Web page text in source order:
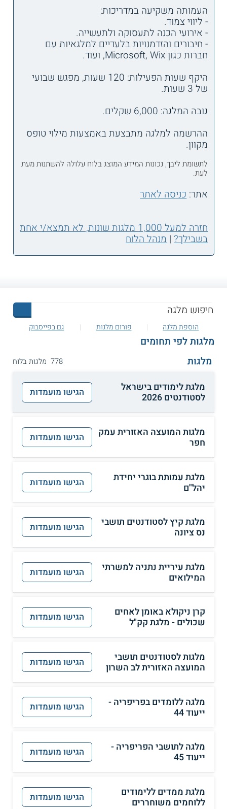
העמותה משקיעה במדריכות:
- ליווי צמוד.
- אירועי הכנה לתעסוקה ולתעשייה.
- חיבורים והזדמנויות בלעדיים למלגאיות עם
חברות כגון Microsoft, Wix, ועוד.
היקף שעות הפעילות: 120 שעות, מפגש שבועי
של 3 שעות.
גובה המלגה: 6,000 שקלים.
ההרשמה למלגה מתבצעת באמצעות מילוי טופס
מקוון.
לתשומת ליבך, נכונות המידע המוצג בלוח עלולה להשתנות מעת
לעת.
אתר:כניסה לאתר
חזרה למעל 1,000 מלגות שונות, לא תמצא/י אחת
בשבילך?|מנהל הלוח
הוספת מלגה פורום מלגות גם בפייסבוק
מלגות לפי תחומים
מלגות
778 מלגות בלוח
מלגת לימודים בישראל
לסטודנטים 2026
הגישו מועמדות
מלגות המועצה האזורית עמק
חפר
הגישו מועמדות
מלגת עמותת בוגרי יחידת
יהל"ם
הגישו מועמדות
מלגת קיץ לסטודנטים תושבי
נס ציונה
הגישו מועמדות
מלגת עיריית נתניה למשרתי
המילואים
הגישו מועמדות
קרן ניקולא באומן לאחים
שכולים - מלגת קק"ל
הגישו מועמדות
מלגות לסטודנטים תושבי
המועצה האזורית לב השרון
הגישו מועמדות
מלגה ללומדים בפריפריה -
ייעוד 44
הגישו מועמדות
מלגה לתושבי הפריפריה -
ייעוד 45
הגישו מועמדות
מלגת ממדים ללימודים
ללוחמים משוחררים
הגישו מועמדות